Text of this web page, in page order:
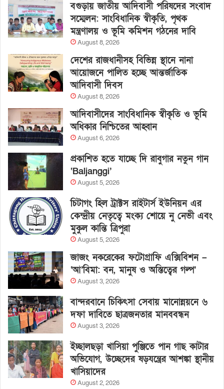
বগুড়ায় জাতীয় আদিবাসী পরিষদের সংবাদ
সম্মেলন: সাংবিধানিক স্বীকৃতি, পৃথক
মন্ত্রণালয় ও ভূমি কমিশন গঠনের দাবি
August 8, 2026
দেশের রাজধানীসহ বিভিন্ন স্থানে নানা
আয়োজনে পালিত হচ্ছে আন্তর্জাতিক
আদিবাসী দিবস
August 8, 2026
আদিবাসীদের সাংবিধানিক স্বীকৃতি ও ভূমি
অধিকার নিশ্চিতের আহ্বান
August 6, 2026
প্রকাশিত হতে যাচ্ছে দি রাবুগার নতুন গান
‘Baljanggi’
August 5, 2026
চিটাগং হিল ট্রাক্টস রাইটার্স ইউনিয়ন এর
কেন্দ্রীয় নেতৃত্বে মংক্য শোয়ে নু নেভী এবং
মুকুল কান্তি ত্রিপুরা
August 5, 2026
জাজং নকরেকের ফটোগ্রাফি এক্সিবিশন –
‘আ’বিমা: বন, মানুষ ও অস্তিত্বের গল্প’
August 3, 2026
বান্দরবানে চিকিৎসা সেবায় মানোন্নয়নে ৬
দফা দাবিতে ছাত্রজনতার মানববন্ধন
August 3, 2026
ইচ্ছালছড়া খাসিয়া পুঞ্জিতে পান গাছ কাটার
অভিযোগ, উচ্ছেদের ষড়যন্ত্রের আশঙ্কা স্থানীয়
খাসিয়াদের
August 2, 2026